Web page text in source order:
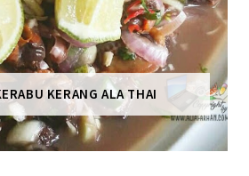
KERANG ALA THAI